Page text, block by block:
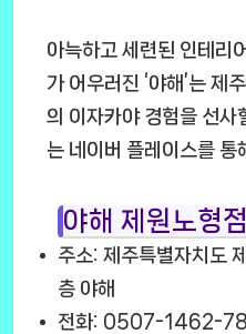
아늑하고 세련된 인테리
가 어우러진 ‘야해’는 제
의 이자카야 경험을 선사
는 네이버 플레이스를 통
야해 제원노형점
주소: 제주특별자치도
층 야해
전화: 0507-1462-